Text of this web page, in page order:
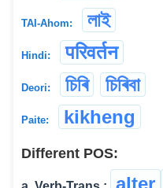
TAI-Ahom: লাই
Hindi: परिवर्तन
Deori: চিৰি চিৰিবা
Paite: kikheng
Different POS: